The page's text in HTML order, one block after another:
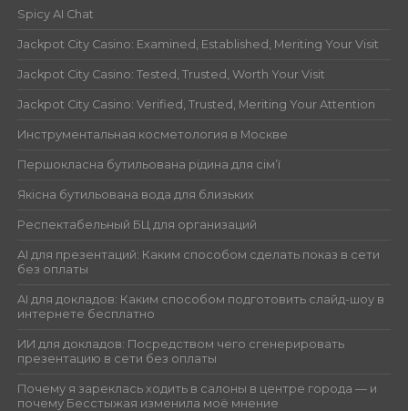
Spicy AI Chat
Jackpot City Casino: Examined, Established, Meriting Your Visit
Jackpot City Casino: Tested, Trusted, Worth Your Visit
Jackpot City Casino: Verified, Trusted, Meriting Your Attention
Инструментальная косметология в Москве
Першокласна бутильована рідина для сім’ї
Якісна бутильована вода для близьких
Респектабельный БЦ для организаций
AI для презентаций: Каким способом сделать показ в сети
без оплаты
AI для докладов: Каким способом подготовить слайд-шоу в
интернете бесплатно
ИИ для докладов: Посредством чего сгенерировать
презентацию в сети без оплаты
Почему я зареклась ходить в салоны в центре города — и
почему Бесстыжая изменила моё мнение